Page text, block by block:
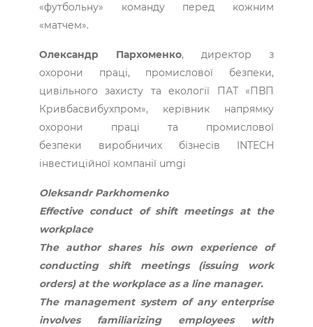
«футбольну» команду перед кожним
«матчем».
Олександр Пархоменко, директор з
охорони праці, промислової безпеки,
цивільного захисту та екології ПАТ «ПВП
Кривбасвибухпром», керівник напрямку
охорони праці та промислової
безпеки виробничих бізнесів INTECH
інвестиційної компанії umgi
Oleksandr Parkhomenko
Effective conduct of shift meetings at the
workplace
The author shares his own experience of
conducting shift meetings (issuing work
orders) at the workplace as a line manager.
The management system of any enterprise
involves familiarizing employees with